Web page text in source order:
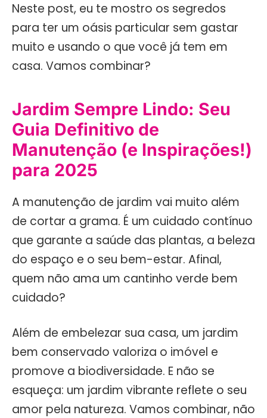
Neste post, eu te mostro os segredos
para ter um oásis particular sem gastar
muito e usando o que você já tem em
casa. Vamos combinar?
Jardim Sempre Lindo: Seu
Guia Definitivo de
Manutenção (e Inspirações!)
para 2025
A manutenção de jardim vai muito além
de cortar a grama. É um cuidado contínuo
que garante a saúde das plantas, a beleza
do espaço e o seu bem-estar. Afinal,
quem não ama um cantinho verde bem
cuidado?
Além de embelezar sua casa, um jardim
bem conservado valoriza o imóvel e
promove a biodiversidade. E não se
esqueça: um jardim vibrante reflete o seu
amor pela natureza. Vamos combinar, não